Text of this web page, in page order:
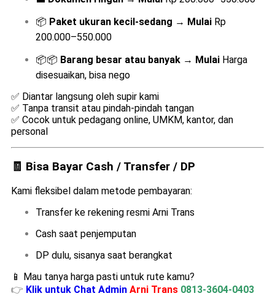
📦 Paket ukuran kecil-sedang → Mulai Rp
200.000–550.000
📦📦 Barang besar atau banyak → Mulai Harga
disesuaikan, bisa nego
✅ Diantar langsung oleh supir kami
✅ Tanpa transit atau pindah-pindah tangan
✅ Cocok untuk pedagang online, UMKM, kantor, dan
personal
🧾 Bisa Bayar Cash / Transfer / DP
Kami fleksibel dalam metode pembayaran:
Transfer ke rekening resmi Arni Trans
Cash saat penjemputan
DP dulu, sisanya saat berangkat
📱 Mau tanya harga pasti untuk rute kamu?
👉 Klik untuk Chat Admin Arni Trans 0813-3604-0403